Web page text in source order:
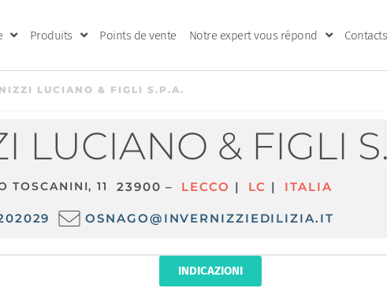
Produits Points de vente Notre expert vous répond Contacts
LUCIANO & FIGLI S.P.A.
LUCIANO & FIGLI
TOSCANINI, 11 23900 – LECCO | LC | ITALIA
OSNAGO@INVERNIZZIEDILIZIA.IT
INDICAZIONI